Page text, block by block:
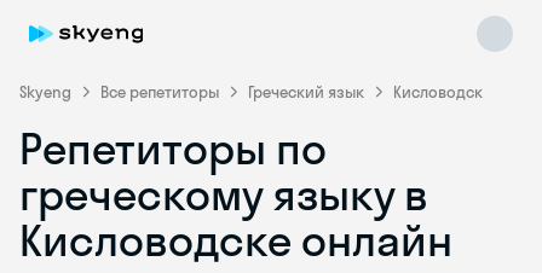
Skyeng Все репетиторы Греческий язык Кисловодск
Репетиторы по
греческому языку в
Кисловодске онлайн